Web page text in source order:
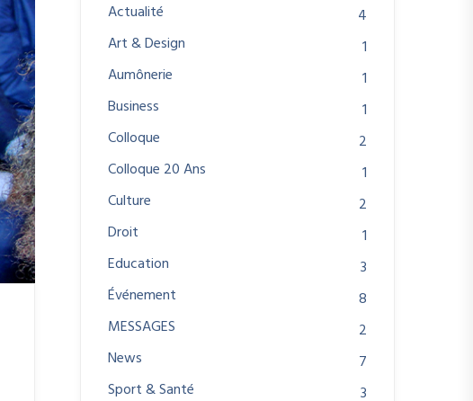
Actualité
4
Art & Design
1
Aumônerie
1
Business
1
Colloque
2
Colloque 20 Ans
1
Culture
2
Droit
1
Education
3
Événement
8
MESSAGES
2
News
7
Sport & Santé
3